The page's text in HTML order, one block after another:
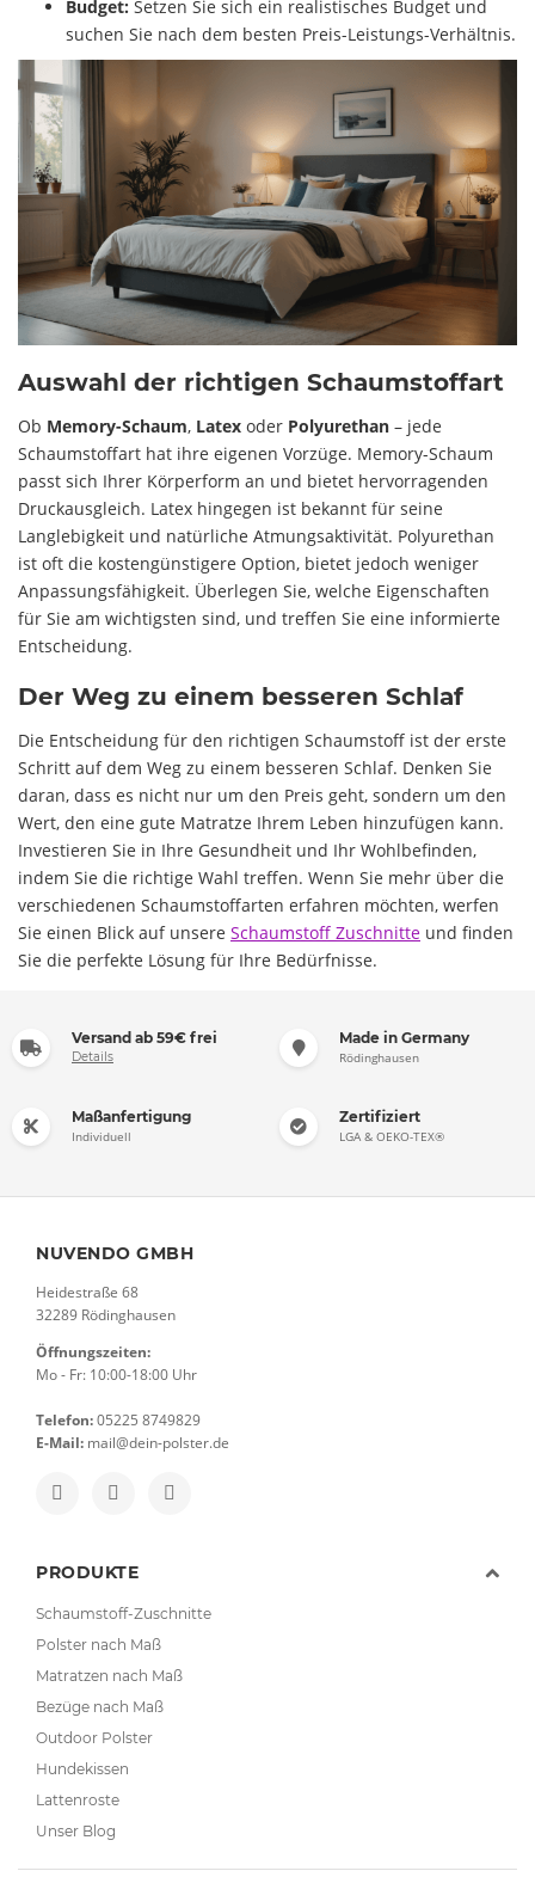
Budget: Setzen Sie sich ein realistisches Budget und
suchen Sie nach dem besten Preis-Leistungs-Verhältnis.
Auswahl der richtigen Schaumstoffart
Ob Memory-Schaum, Latex oder Polyurethan – jede
Schaumstoffart hat ihre eigenen Vorzüge. Memory-Schaum
passt sich Ihrer Körperform an und bietet hervorragenden
Druckausgleich. Latex hingegen ist bekannt für seine
Langlebigkeit und natürliche Atmungsaktivität. Polyurethan
ist oft die kostengünstigere Option, bietet jedoch weniger
Anpassungsfähigkeit. Überlegen Sie, welche Eigenschaften
für Sie am wichtigsten sind, und treffen Sie eine informierte
Entscheidung.
Der Weg zu einem besseren Schlaf
Die Entscheidung für den richtigen Schaumstoff ist der erste
Schritt auf dem Weg zu einem besseren Schlaf. Denken Sie
daran, dass es nicht nur um den Preis geht, sondern um den
Wert, den eine gute Matratze Ihrem Leben hinzufügen kann.
Investieren Sie in Ihre Gesundheit und Ihr Wohlbefinden,
indem Sie die richtige Wahl treffen. Wenn Sie mehr über die
verschiedenen Schaumstoffarten erfahren möchten, werfen
Sie einen Blick auf unsere Schaumstoff Zuschnitte und finden
Sie die perfekte Lösung für Ihre Bedürfnisse.
Versand ab 59€ frei
Details
Made in Germany
Rödinghausen
Maßanfertigung
Individuell
Zertifiziert
LGA & OEKO-TEX®
NUVENDO GMBH
Heidestraße 68
32289 Rödinghausen
Öffnungszeiten:
Mo - Fr: 10:00-18:00 Uhr
Telefon:05225 8749829
E-Mail: mail@dein-polster.de
PRODUKTE
Schaumstoff-Zuschnitte
Polster nach Maß
Matratzen nach Maß
Bezüge nach Maß
Outdoor Polster
Hundekissen
Lattenroste
Unser Blog